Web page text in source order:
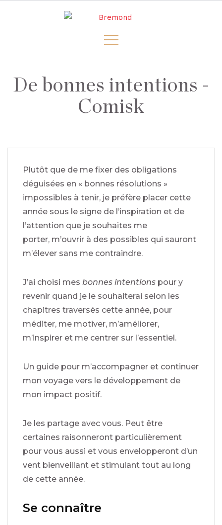
De bonnes intentions -
Comisk
Plutôt que de me fixer des obligations
déguisées en « bonnes résolutions »
impossibles à tenir, je préfère placer cette
année sous le signe de l’inspiration et de
l’attention que je souhaites me
porter, m’ouvrir à des possibles qui sauront
m’élever sans me contraindre.
J’ai choisi mes bonnes intentions pour y
revenir quand je le souhaiterai selon les
chapitres traversés cette année, pour
méditer, me motiver, m’améliorer,
m’inspirer et me centrer sur l’essentiel.
Un guide pour m’accompagner et continuer
mon voyage vers le développement de
mon impact positif.
Je les partage avec vous. Peut être
certaines raisonneront particulièrement
pour vous aussi et vous envelopperont d’un
vent bienveillant et stimulant tout au long
de cette année.
Se connaître